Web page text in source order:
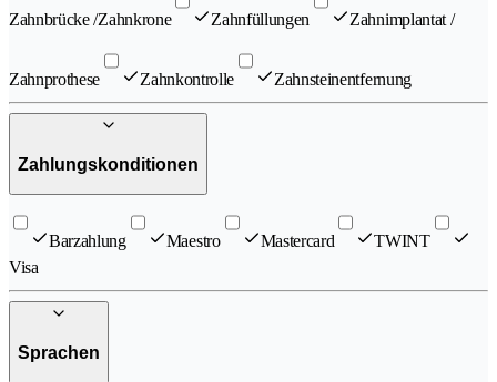
Zahnbrücke /Zahnkrone Zahnfüllungen Zahnimplantat /
Zahnprothese Zahnkontrolle Zahnsteinentfernung
Zahlungskonditionen
Barzahlung Maestro Mastercard
TWINT
Visa
Sprachen